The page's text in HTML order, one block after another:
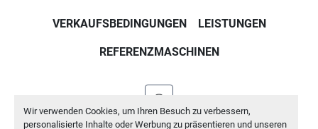
Wir verwenden Cookies, um Ihren Besuch zu verbessern,
personalisierte Inhalte oder Werbung zu präsentieren und unseren
VERKAUFSBEDINGUNGEN LEISTUNGEN
REFERENZMASCHINEN
whatsapp